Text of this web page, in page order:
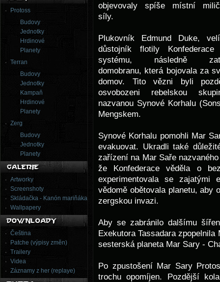
Protoss
Budovy
Jednotky
Hrdinové
Planety
Terran
Budovy
Jednotky
Kampaň
Hrdinové
Planety
Zerg
Budovy
Jednotky
Planety
Artworky
Screenshoty
Skládačka - Kanón mariňáka
Wallpapery
Čeština
Patche (výpisy změn)
Trailery
Videa
Záznamy z her (replaye)
objevovaly spíše místní
síly.
Plukovník Edmund Duke,
důstojník flotily
systému, následně
domobranu, která bojovala za
domov. Tito vězni byli
osvobozeni rebelskou
nazvanou Synové Korhalu
Mengskem.
Synové Korhalu pomohli Mar
evakuovat. Ukradli také
zařízení na Mar Saře
že Konfederace věděla o
experimentovala se
vědomě obětovala planetu, aby
zergskou invazi.
Aby se zabránilo dalšímu
Exekutora Tassadara
sesterská planeta Mar Sary -
Po zpustošení Mar Sary
trochu opomíjen. Pozdější